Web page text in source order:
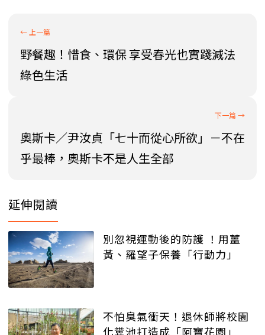
野餐趣！惜食、環保 享受春光也實踐減法
綠色生活
奧斯卡／尹汝貞「七十而從心所欲」－不在
乎最棒，奧斯卡不是人生全部
延伸閱讀
別忽視運動後的防護 ！用薑
黃、羅望子保養「行動力」
不怕臭氣衝天！退休師將校園
化糞池打造成「阿寶花園」